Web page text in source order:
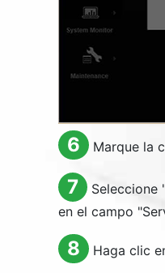
6 Marque la
7 Seleccione
en el campo "
8 Haga clic